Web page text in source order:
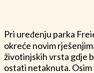
Pri uređenju parka
okreće novim
životinjskih vrsta gdje
ostati netaknuta.